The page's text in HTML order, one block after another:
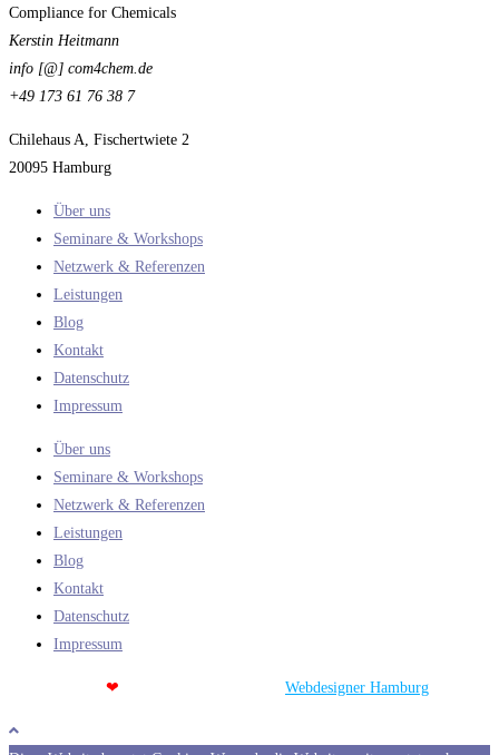
Compliance for Chemicals
Kerstin Heitmann
info [@] com4chem.de
+49 173 61 76 38 7
Chilehaus A, Fischertwiete 2
20095 Hamburg
Über uns
Seminare & Workshops
Netzwerk & Referenzen
Leistungen
Blog
Kontakt
Datenschutz
Impressum
Über uns
Seminare & Workshops
Netzwerk & Referenzen
Leistungen
Blog
Kontakt
Datenschutz
Impressum
❤ Webdesigner Hamburg